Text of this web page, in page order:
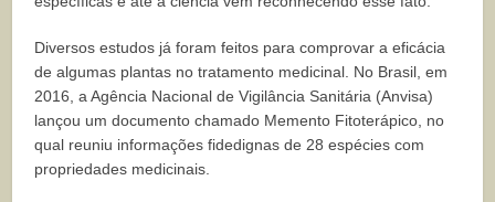
Diversos estudos já foram feitos para comprovar a eficácia
de algumas plantas no tratamento medicinal. No Brasil, em
2016, a Agência Nacional de Vigilância Sanitária (Anvisa)
lançou um documento chamado Memento Fitoterápico, no
qual reuniu informações fidedignas de 28 espécies com
propriedades medicinais.